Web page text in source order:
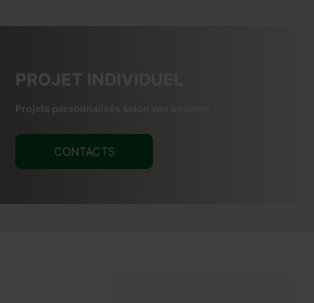
PROJET INDIVIDUEL
Projets personnalisés selon vos besoins
CONTACTS